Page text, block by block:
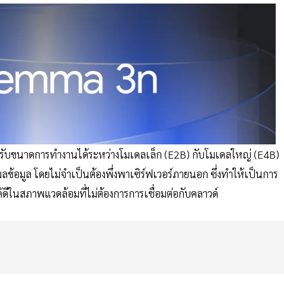
ขนาดการทำงานได้ระหว่างโมเดลเล็ก (E2B) กับโมเดลใหญ่ (E4B)
อมูล โดยไม่จำเป็นต้องพึ่งพาเซิร์ฟเวอร์ภายนอก ซึ่งทำให้เป็นการ
นสภาพแวดล้อมที่ไม่ต้องการการเชื่อมต่อกับคลาวด์